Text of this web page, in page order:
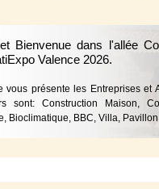
Bienvenue dans l'allée
Valence 2026.
vous présente les Entreprises et
sont: Construction Maison,
Bioclimatique, BBC, Villa,